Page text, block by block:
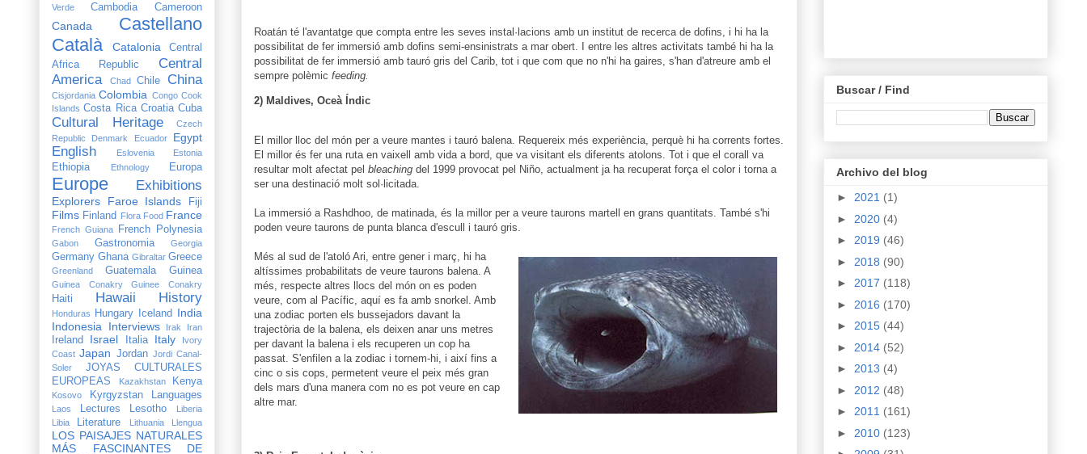
Roatán té l'avantatge que compta entre les seves instal·lacions amb un institut de recerca de dofins, i hi ha la
possibilitat de fer immersió amb dofins semi-ensinistrats a mar obert. I entre les altres activitats també hi ha la
possibilitat de fer immersió amb tauró gris del Carib, tot i que com que no n'hi ha gaires, s'han d'atreure amb el
sempre polèmic feeding.
2) Maldives, Oceà Índic
El millor lloc del món per a veure mantes i tauró balena. Requereix més experiència, perquè hi ha corrents fortes.
El millor és fer una ruta en vaixell amb vida a bord, que va visitant els diferents atolons. Tot i que el corall va
resultar molt afectat pel bleaching del 1999 provocat pel Niño, actualment ja ha recuperat força el color i torna a
ser una destinació molt sol·licitada.
La immersió a Rashdhoo, de matinada, és la millor per a veure taurons martell en grans quantitats. També s'hi
poden veure taurons de punta blanca d'escull i tauró gris.
Més al sud de l'atoló Ari, entre gener i març, hi ha
altíssimes probabilitats de veure taurons balena. A
més, respecte altres llocs del món on es poden
veure, com al Pacífic, aquí es fa amb snorkel. Amb
una zodiac porten els bussejadors davant la
trajectòria de la balena, els deixen anar uns metres
per davant la balena i els recuperen un cop ha
passat. S'enfilen a la zodiac i tornem-hi, i així fins a
cinc o sis cops, permetent veure el peix més gran
dels mars d'una manera com no es pot veure en cap
altre mar.
Verde
Cambodia Cameroon
Canada
Castellano
Català
Catalonia
Central
Africa Republic
Central
America
Chad Chile China
Cisjordania Colombia Congo Cook
Islands Costa Rica Croatia Cuba
Cultural Heritage
Czech
Republic
Denmark Ecuador Egypt
English Eslovenia Estonia
Ethiopia Ethnology Europa
Europe Exhibitions
Explorers Faroe Islands Fiji
Films Finland Flora Food France
French Guiana French Polynesia
Gabon Gastronomia Georgia
Germany Ghana Gibraltar Greece
Greenland Guatemala Guinea
Guinea Conakry Guinee Conakry
Haiti Hawaii History
Honduras Hungary Iceland India
Indonesia
Interviews Irak Iran
Ireland Israel Italia Italy
Ivory
Coast Japan Jordan Jordi Canal-
Soler
JOYAS CULTURALES
EUROPEAS
Kazakhstan Kenya
Kosovo Kyrgyzstan Languages
Laos Lectures Lesotho
Liberia
Libia
Literature Lithuania Llengua
LOS PAISAJES NATURALES
MÁS FASCINANTES DE
Buscar / Find
Archivo del blog
► 2021 (1)
► 2020 (4)
► 2019 (46)
► 2018 (90)
► 2017 (118)
► 2016 (170)
► 2015 (44)
► 2014 (52)
► 2013 (4)
► 2012 (48)
► 2011 (161)
► 2010 (123)